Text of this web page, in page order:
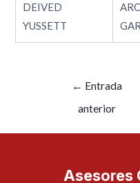
DEIVED
YUSSETT
← Entrada
anterior
Asesores